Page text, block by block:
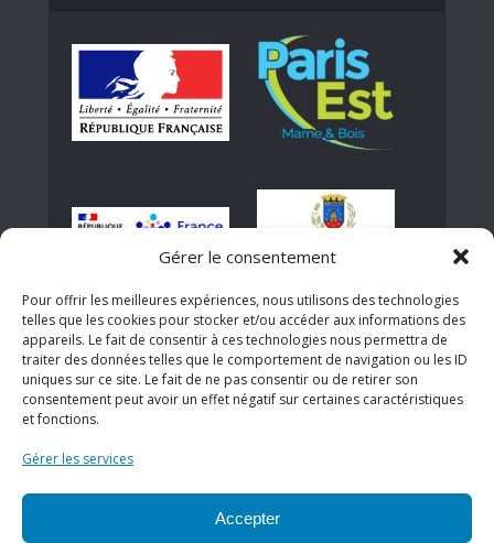
Gérer le consentement
Pour offrir les meilleures expériences, nous utilisons des technologies
telles que les cookies pour stocker et/ou accéder aux informations des
appareils. Le fait de consentir à ces technologies nous permettra de
traiter des données telles que le comportement de navigation ou les ID
uniques sur ce site. Le fait de ne pas consentir ou de retirer son
consentement peut avoir un effet négatif sur certaines caractéristiques
et fonctions.
Gérer les services
Accepter